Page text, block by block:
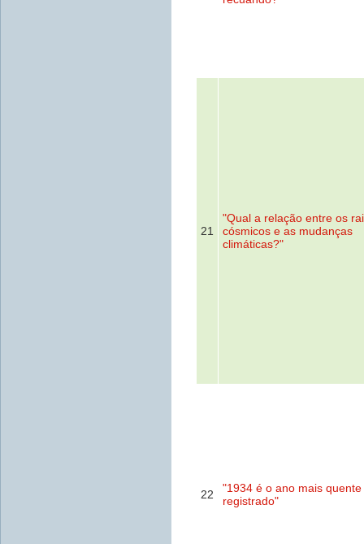
21
"Qual a relação entre os
cósmicos e as mudanças
climáticas?"
22
"1934 é o ano mais quente
registrado"